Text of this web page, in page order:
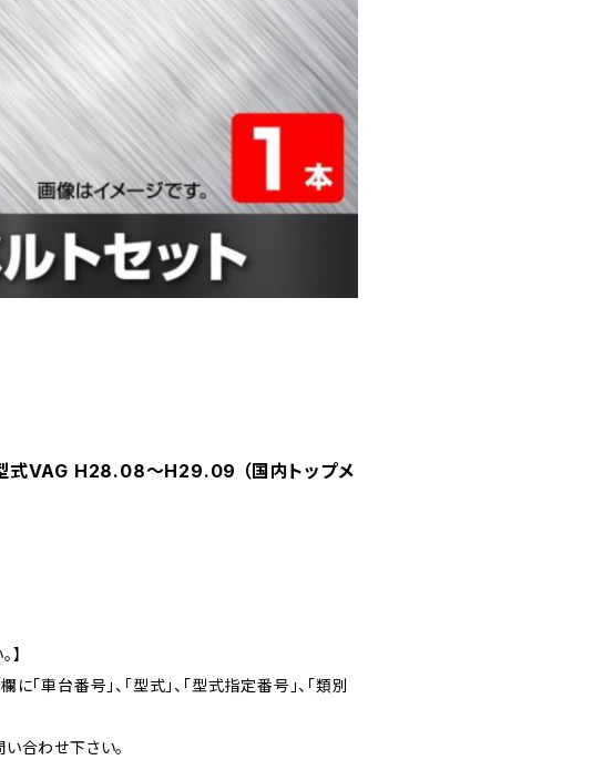
式VAG H28.08～H29.09 （国内トップメ
「車台番号」、「型式」、「型式指定番号」、「類別
合わせ下さい。